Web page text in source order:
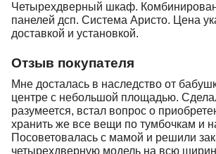
Четырехдверный шкаф.
панелей дсп. Система Аристо. Цена
доставкой и установкой.
Отзыв покупателя
Мне досталась в наследство от
центре с небольшой площадью.
разумеется, встал вопрос о
хранить же все вещи по тумбочкам и
Посоветовалась с мамой и решили
четырехдверную модель на всю